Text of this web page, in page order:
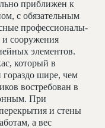
приближен к
с обязательным
профессионалы-
и сооружения
элементов.
который в
шире, чем
востребован в
При
и стены
а вес